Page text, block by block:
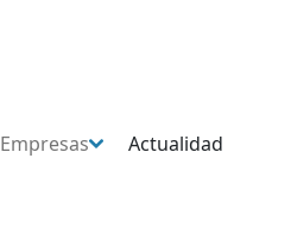
Empresas Actualidad